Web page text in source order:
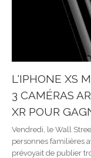
L'IPHONE XS
3 CAMÉRAS
XR POUR
Vendredi, le Wall
personnes familières
prévoyait de publier